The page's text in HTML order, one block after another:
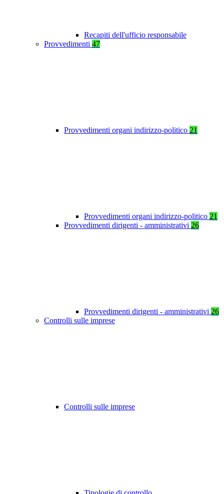
Recapiti dell'ufficio responsabile
Provvedimenti 47
Provvedimenti organi indirizzo-politico 21
Provvedimenti organi indirizzo-politico 21
Provvedimenti dirigenti - amministrativi 26
Provvedimenti dirigenti - amministrativi 26
Controlli sulle imprese
Controlli sulle imprese